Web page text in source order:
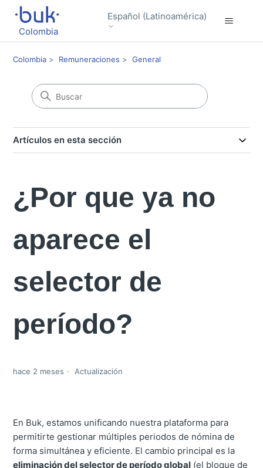
Colombia
Español (Latinoamérica)
Colombia Remuneraciones General
Artículos en esta sección
¿Por que ya no
aparece el
selector de
período?
hace 2 meses Actualización
En Buk, estamos unificando nuestra plataforma para
permitirte gestionar múltiples periodos de nómina de
forma simultánea y eficiente. El cambio principal es la
eliminación del selector de período global (el bloque de